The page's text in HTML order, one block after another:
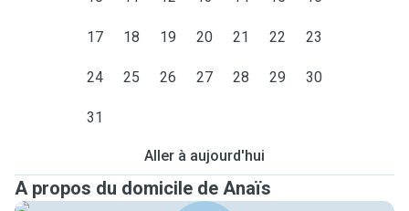
17 18 19 20 21 22 23
24 25 26 27 28 29 30
31
Aller à aujourd'hui
A propos du domicile de Anaïs